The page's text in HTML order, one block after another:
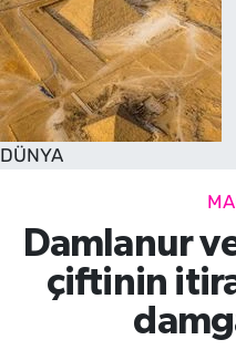
DÜNYA
Damlanur
çiftinin